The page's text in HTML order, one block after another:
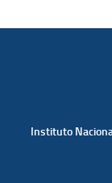
Instituto